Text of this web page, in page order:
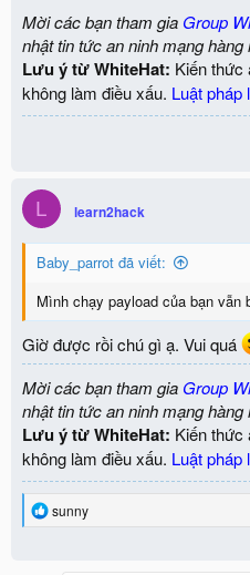
print cPickle.dumps(ex())
gửi tới server nhưng không thấy
Mời các bạn tham gia Group
nhật tin tức an ninh mạng hàng
Lưu ý từ WhiteHat: Kiến thức
không làm điều xấu. Luật pháp
L learn2hack
Baby_parrot đã viết:
Mình chạy payload của bạn vẫn
Giờ được rồi chú gì ạ. Vui quá
Mời các bạn tham gia Group
nhật tin tức an ninh mạng hàng
Lưu ý từ WhiteHat: Kiến thức
không làm điều xấu. Luật pháp
R
sunny